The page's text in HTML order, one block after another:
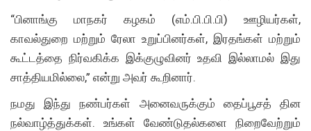
“பினாங்கு மாநகர் கழகம் (எம்.பி.பி.பி) ஊழியர்கள்,
காவல்துறை மற்றும் ரேலா உறுப்பினர்கள், இரதங்கள் மற்றும்
கூட்டத்தை நிர்வகிக்க இக்குழுவினர் உதவி இல்லாமல் இது
சாத்தியமில்லை,” என்று அவர் கூறினார்.
நமது இந்து நண்பர்கள் அனைவருக்கும் தைப்பூசத் தின
நல்வாழ்த்துக்கள். உங்கள் வேண்டுதல்களை நிறைவேற்றும்